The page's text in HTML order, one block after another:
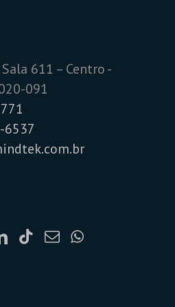
611 – Centro -
091
6537